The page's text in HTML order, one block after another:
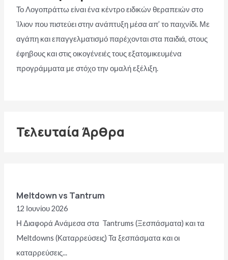
Το Λογοπράττω είναι ένα κέντρο ειδικών θεραπειών στο
Ίλιον που πιστεύει στην ανάπτυξη μέσα απ’ το παιχνίδι. Με
αγάπη και επαγγελματισμό παρέχονται στα παιδιά, στους
έφηβους και στις οικογένειές τους εξατομικευμένα
προγράμματα με στόχο την ομαλή εξέλιξη.
Τελευταία Άρθρα
Meltdown vs Tantrum
12 Ιουνίου 2026
Η Διαφορά Ανάμεσα στα Tantrums (Ξεσπάσματα) και τα
Meltdowns (Καταρρεύσεις) Τα ξεσπάσματα και οι
καταρρεύσεις...